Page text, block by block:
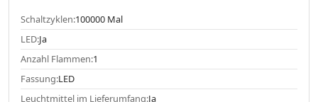
Schaltzyklen:100000 Mal
LED:Ja
Anzahl Flammen:1
Fassung:LED
Leuchtmittel im Lieferumfang:Ja